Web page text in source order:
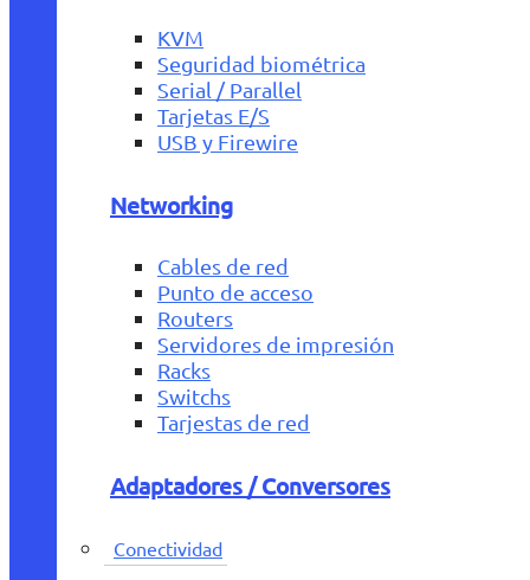
KVM
Seguridad biométrica
Serial / Parallel
Tarjetas E/S
USB y Firewire
Networking
Cables de red
Punto de acceso
Routers
Servidores de impresión
Racks
Switchs
Tarjestas de red
Adaptadores / Conversores
Conectividad